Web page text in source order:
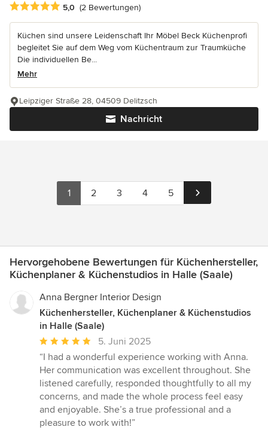
Durchschnittliche Bewertung: 5 von 5 Sternen
5,0 (2 Bewertungen)
Küchen sind unsere Leidenschaft Ihr Möbel Beck Küchenprofi
begleitet Sie auf dem Weg vom Küchentraum zur Traumküche
Die individuellen Be...
Mehr
Nachricht
Leipziger Straße 28, 04509 Delitzsch
1 2 3 4 5
Hervorgehobene Bewertungen für Küchenhersteller,
Küchenplaner & Küchenstudios in Halle (Saale)
Anna Bergner Interior Design
Küchenhersteller, Küchenplaner & Küchenstudios
in Halle (Saale)
Durchschnittliche
Bewertung:
5
von
5
Sternen
5. Juni 2025
“I had a wonderful experience working with Anna.
Her communication was excellent throughout. She
listened carefully, responded thoughtfully to all my
concerns, and made the whole process feel easy
and enjoyable. She’s a true professional and a
pleasure to work with!”